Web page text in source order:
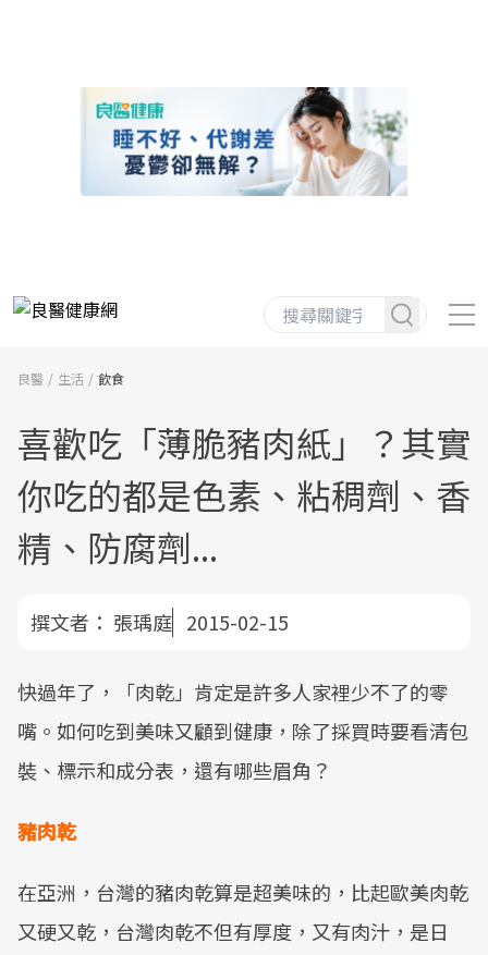
良醫 生活 飲食
喜歡吃「薄脆豬肉紙」？其實
你吃的都是色素、粘稠劑、香
精、防腐劑...
撰文者： 張瑀庭 2015-02-15
快過年了，「肉乾」肯定是許多人家裡少不了的零
嘴。如何吃到美味又顧到健康，除了採買時要看清包
裝、標示和成分表，還有哪些眉角？
豬肉乾
在亞洲，台灣的豬肉乾算是超美味的，比起歐美肉乾
又硬又乾，台灣肉乾不但有厚度，又有肉汁，是日